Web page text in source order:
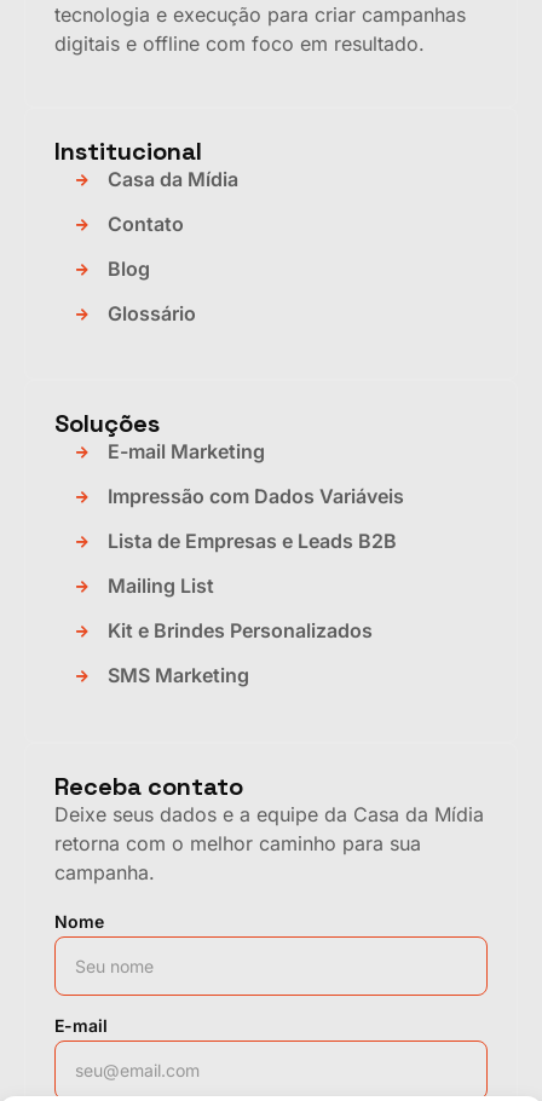
tecnologia e execução para criar campanhas
digitais e offline com foco em resultado.
Institucional
Casa da Mídia
Contato
Blog
Glossário
Soluções
E-mail Marketing
Impressão com Dados Variáveis
Lista de Empresas e Leads B2B
Mailing List
Kit e Brindes Personalizados
SMS Marketing
Receba contato
Deixe seus dados e a equipe da Casa da Mídia
retorna com o melhor caminho para sua
campanha.
Nome
E-mail